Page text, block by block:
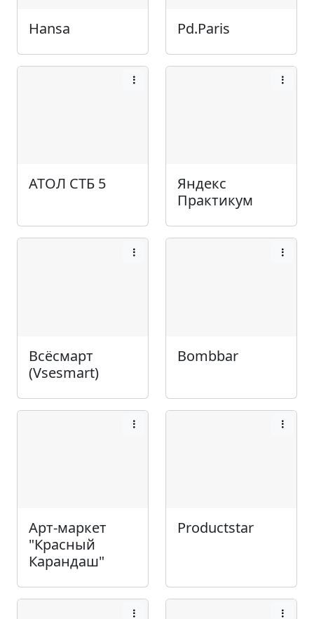
Hansa Pd.Paris
АТОЛ СТБ 5
Яндекс
Практикум
Всёсмарт
(Vsesmart)
Bombbar
Арт-маркет
"Красный
Карандаш"
Productstar